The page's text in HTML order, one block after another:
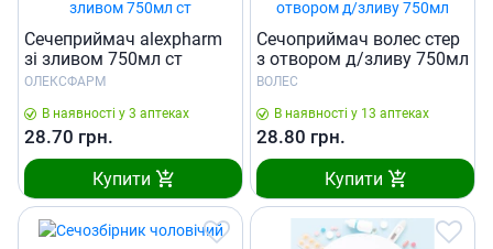
Сечеприймач alexpharm
зi зливом 750мл ст
ОЛЕКСФАРМ
В наявності у 3 аптеках
28.70 грн.
Купити
Сечоприймач волес стер
з отвором д/зливу 750мл
ВОЛЕС
В наявності у 13 аптеках
28.80 грн.
Купити